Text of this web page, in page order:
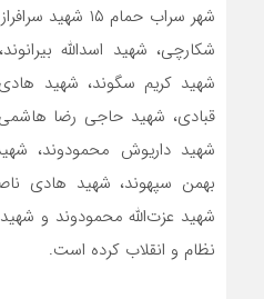
شهر سراب حمام
شکارچی، شهید اسدالله
شهید کریم سگوند، شهید
قبادی، شهید حاجی رضا
شهید داریوش محمودوند،
بهمن سپهوند، شهید هادی
شهید عزت‌الله محمودوند و
نظام و انقلاب کرده است.